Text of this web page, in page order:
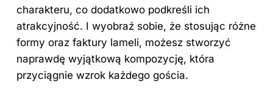
charakteru, co dodatkowo podkreśli ich
atrakcyjność. I wyobraź sobie, że stosując różne
formy oraz faktury lameli, możesz stworzyć
naprawdę wyjątkową kompozycję, która
przyciągnie wzrok każdego gościa.